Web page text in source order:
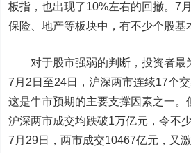
板指，也出现了10%左右的回撤。7
保险、地产等板块中，有不少个股基
对于股市强弱的判断，投资者最
7月2日至24日，沪深两市连续17个交
这是牛市预期的主要支撑因素之一。
沪深两市成交均跌破1万亿元，令不少
7月29日，两市成交10467亿元，又